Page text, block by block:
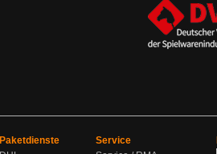
Paketdienste
Service